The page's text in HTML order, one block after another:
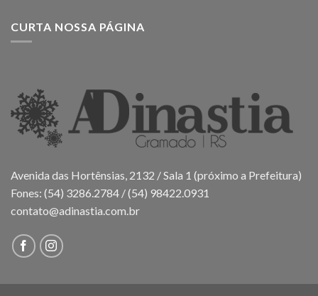
CURTA NOSSA PÁGINA
Avenida das Hortênsias, 2132 / Sala 1 (próximo a Prefeitura)
Fones: (54) 3286.2784 / (54) 98422.0931
contato@adinastia.com.br